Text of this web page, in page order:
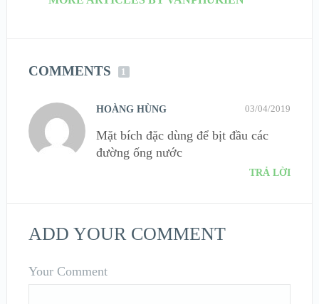
COMMENTS 1
HOÀNG HÙNG 03/04/2019
Mặt bích đặc dùng để bịt đầu các
đường ống nước
TRẢ LỜI
ADD YOUR COMMENT
Your Comment